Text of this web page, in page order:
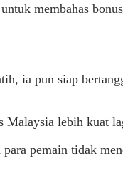
membahas
ia pun siap
Malaysia lebih kuat
pemain tidak